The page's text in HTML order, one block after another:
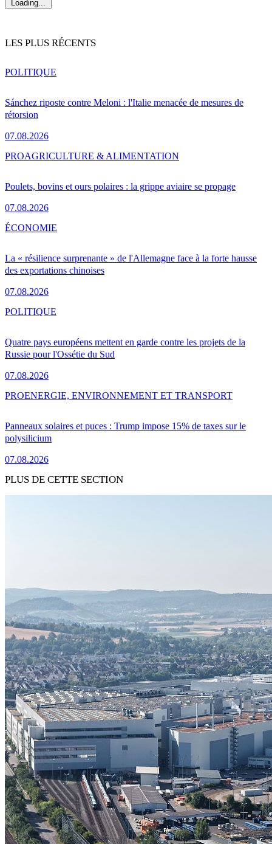
Loading...
LES PLUS RÉCENTS
Sánchez riposte contre Meloni : l'Italie menacée de mesures de
rétorsion
07.08.2026
POLITIQUE
Poulets, bovins et ours polaires : la grippe aviaire se propage
07.08.2026
PROAGRICULTURE & ALIMENTATION
La « résilience surprenante » de l'Allemagne face à la forte hausse
des exportations chinoises
07.08.2026
ÉCONOMIE
Quatre pays européens mettent en garde contre les projets de la
Russie pour l'Ossétie du Sud
07.08.2026
POLITIQUE
Panneaux solaires et puces : Trump impose 15% de taxes sur le
polysilicium
07.08.2026
PROENERGIE, ENVIRONNEMENT ET TRANSPORT
PLUS DE CETTE SECTION